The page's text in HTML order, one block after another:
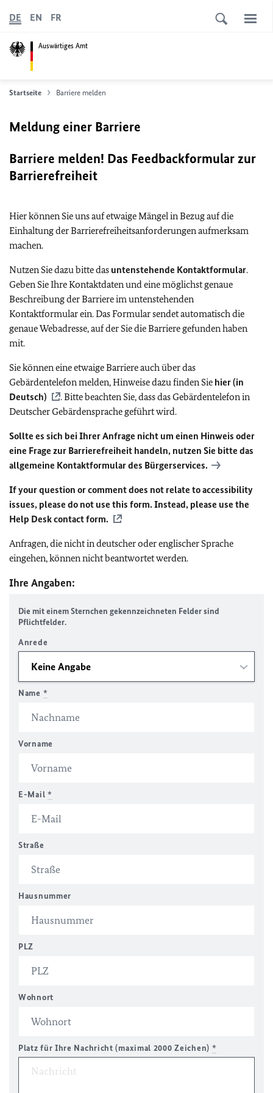
Auswärtiges Amt
DE EN FR
Startseite Barriere melden
Meldung einer Barriere
Barriere melden! Das Feedbackformular zur
Barrierefreiheit
Hier können Sie uns auf etwaige Mängel in Bezug auf die
Einhaltung der Barrierefreiheitsanforderungen aufmerksam
machen.
Nutzen Sie dazu bitte das untenstehende Kontaktformular.
Geben Sie Ihre Kontaktdaten und eine möglichst genaue
Beschreibung der Barriere im untenstehenden
Kontaktformular ein. Das Formular sendet automatisch die
genaue Webadresse, auf der Sie die Barriere gefunden haben
mit.
Sie können eine etwaige Barriere auch über das
Gebärdentelefon melden, Hinweise dazu finden Sie hier (in
Deutsch)
. Bitte beachten Sie, dass das Gebärdentelefon in
Deutscher Gebärdensprache geführt wird.
Sollte es sich bei Ihrer Anfrage nicht um einen Hinweis oder
eine Frage zur Barrierefreiheit handeln, nutzen Sie bitte das
allgemeine Kontaktformular des Bürgerservices.
If your question or comment does not relate to accessibility
issues, please do not use this form. Instead, please use the
Help Desk contact form.
Anfragen, die nicht in deutscher oder englischer Sprache
eingehen, können nicht beantwortet werden.
Ihre Angaben:
Die mit einem Sternchen gekennzeichneten Felder sind
Pflichtfelder.
Anrede
Name *
Vorname
E-Mail *
Straße
Hausnummer
PLZ
Wohnort
Platz für Ihre Nachricht (maximal 2000 Zeichen) *